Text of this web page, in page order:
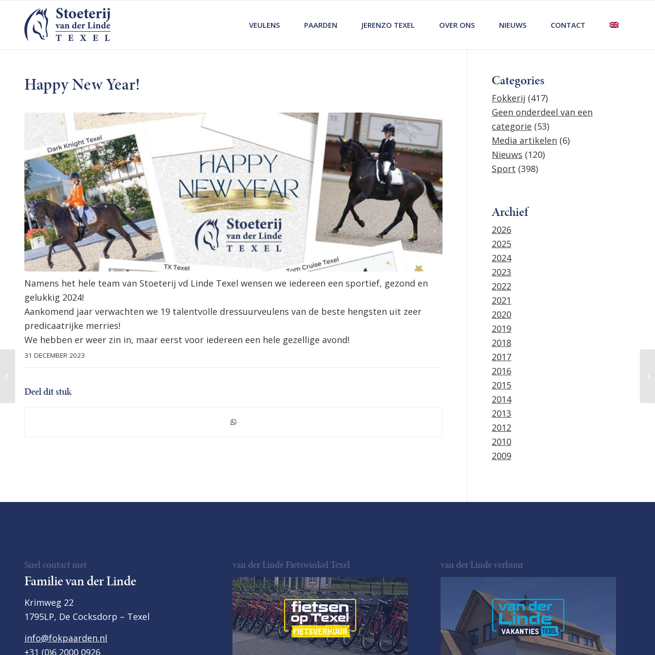
VEULENS PAARDEN JERENZO TEXEL OVER ONS NIEUWS CONTACT
Happy New Year!
Namens het hele team van Stoeterij vd Linde Texel wensen we iedereen een sportief, gezond en
gelukkig 2024!
Aankomend jaar verwachten we 19 talentvolle dressuurveulens van de beste hengsten uit zeer
predicaatrijke merries!
We hebben er weer zin in, maar eerst voor iedereen een hele gezellige avond!
31 DECEMBER 2023
Deel dit stuk
Categories
Fokkerij (417)
Geen onderdeel van een
categorie (53)
Media artikelen (6)
Nieuws (120)
Sport (398)
Archief
2026
2025
2024
2023
2022
2021
2020
2019
2018
2017
2016
2015
2014
2013
2012
2010
2009
Snel contact met
Familie van der Linde
Krimweg 22
1795LP, De Cocksdorp – Texel
info@fokpaarden.nl
+31 (0)6 2000 0926
van der Linde Fietswinkel Texel van der Linde verhuur